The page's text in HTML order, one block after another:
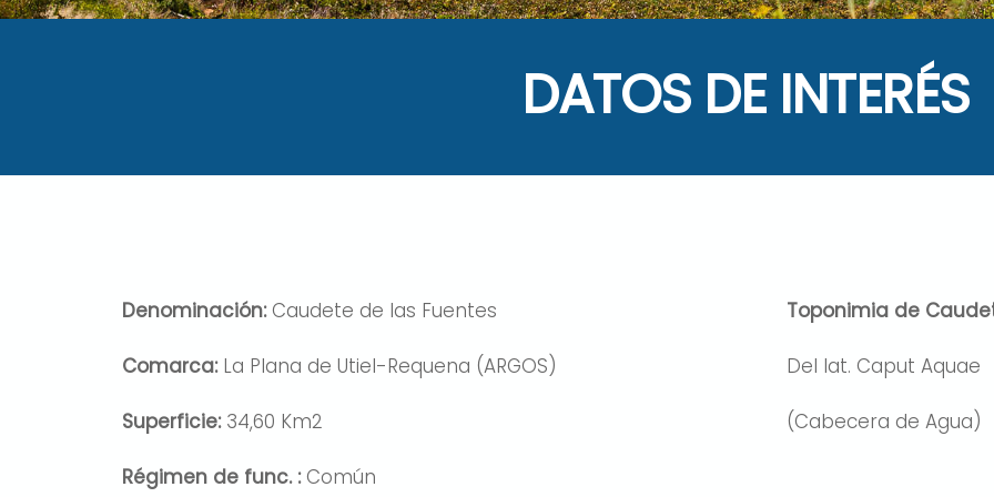
DATOS DE INTERÉS
Denominación:Caudete de las Fuentes
Comarca: La Plana de Utiel-Requena (ARGOS)
Superficie:34,60 Km2
Régimen de func. :Común
Toponimia de
Del lat. Caput Aquae
(Cabecera de Agua)